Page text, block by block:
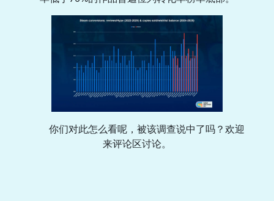
你们对此怎么看呢，被该调查说中了吗？欢迎
来评论区讨论。